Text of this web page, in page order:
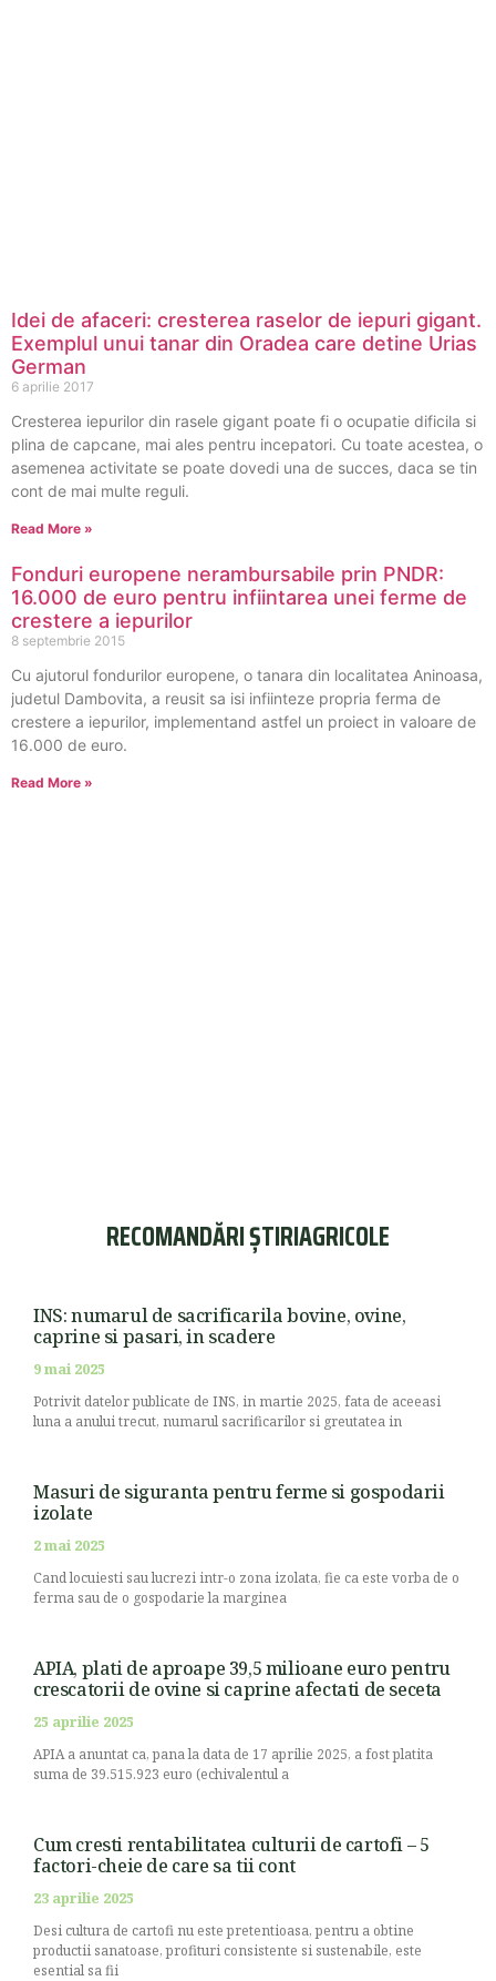
Idei de afaceri: cresterea raselor de iepuri gigant.
Exemplul unui tanar din Oradea care detine Urias
German
6 aprilie 2017
Cresterea iepurilor din rasele gigant poate fi o ocupatie dificila si
plina de capcane, mai ales pentru incepatori. Cu toate acestea, o
asemenea activitate se poate dovedi una de succes, daca se tin
cont de mai multe reguli.
Read More »
Fonduri europene nerambursabile prin PNDR:
16.000 de euro pentru infiintarea unei ferme de
crestere a iepurilor
8 septembrie 2015
Cu ajutorul fondurilor europene, o tanara din localitatea Aninoasa,
judetul Dambovita, a reusit sa isi infiinteze propria ferma de
crestere a iepurilor, implementand astfel un proiect in valoare de
16.000 de euro.
Read More »
RECOMANDĂRI ȘTIRIAGRICOLE
INS: numarul de sacrificarila bovine, ovine,
caprine si pasari, in scadere
9 mai 2025
Potrivit datelor publicate de INS, in martie 2025, fata de aceeasi
luna a anului trecut, numarul sacrificarilor si greutatea in
Masuri de siguranta pentru ferme si gospodarii
izolate
2 mai 2025
Cand locuiesti sau lucrezi intr-o zona izolata, fie ca este vorba de o
ferma sau de o gospodarie la marginea
APIA, plati de aproape 39,5 milioane euro pentru
crescatorii de ovine si caprine afectati de seceta
25 aprilie 2025
APIA a anuntat ca, pana la data de 17 aprilie 2025, a fost platita
suma de 39.515.923 euro (echivalentul a
Cum cresti rentabilitatea culturii de cartofi – 5
factori-cheie de care sa tii cont
23 aprilie 2025
Desi cultura de cartofi nu este pretentioasa, pentru a obtine
productii sanatoase, profituri consistente si sustenabile, este
esential sa fii